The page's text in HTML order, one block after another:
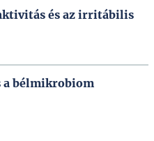
és az irritábilis
bélmikrobiom